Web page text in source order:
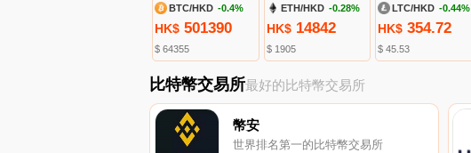
BTC/HKD -0.4%
HK$ 501390
$ 64355
ETH/HKD -0.28%
HK$14842
$ 1905
LTC/HKD -0.44%
HK$354.72
$ 45.53
比特幣交易所最好的比特幣交易所
幣安
世界排名第一的比特幣交易所